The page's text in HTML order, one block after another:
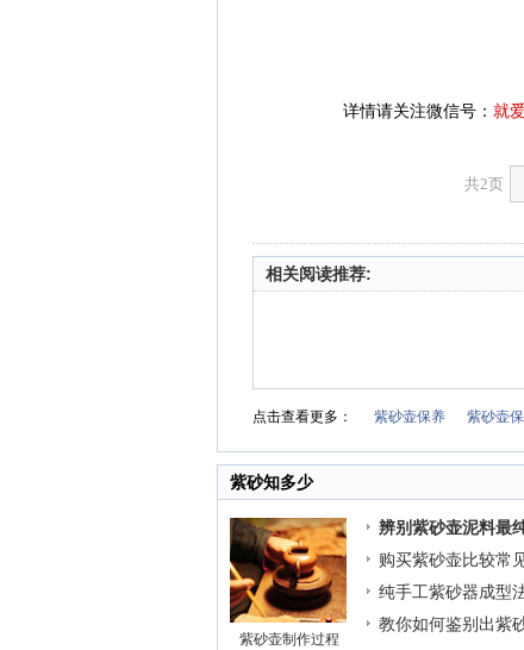
详情请关注微信号： 就
共2页
相关阅读推荐:
点击查看更多： 紫砂壶保养 紫砂壶
紫砂知多少
紫砂壶制作过程
辨别紫砂壶泥料最
购买紫砂壶比较常
纯手工紫砂器成型
教你如何鉴别出紫